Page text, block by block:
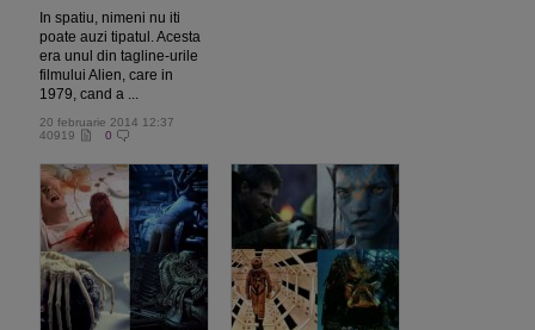
In spatiu, nimeni nu iti
poate auzi tipatul. Acesta
era unul din tagline-urile
filmului Alien, care in
1979, cand a ...
20 februarie 2014 12:37
40919
0